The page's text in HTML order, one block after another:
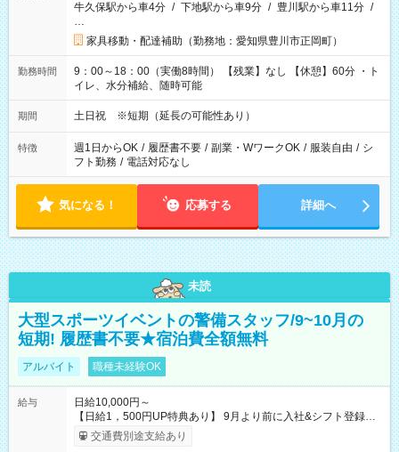
牛久保駅から車4分 / 下地駅から車9分 / 豊川駅から車11分 /
…
家具移動・配達補助（勤務地：愛知県豊川市正岡町）
勤務時間
9：00～18：00（実働8時間） 【残業】なし 【休憩】60分 ・ト
イレ、水分補給、随時可能
期間 土日祝 ※短期（延長の可能性あり）
特徴 週1日からOK / 履歴書不要 / 副業・WワークOK / 服装自由 / シ
フト勤務 / 電話対応なし
気になる！ 応募する 詳細へ
未読
大型スポーツイベントの警備スタッフ/9~10月の
短期! 履歴書不要★宿泊費全額無料
アルバイト 職種未経験OK
給与
日給10,000円～
【日給1，500円UP特典あり】 9月より前に入社&シフト登録す
ると 期間中(9/16~10/23) の日給がUP! 日給1万1500円でしっか
り稼げます♪ 【試用期間】試用期間なし
交通費別途支給あり